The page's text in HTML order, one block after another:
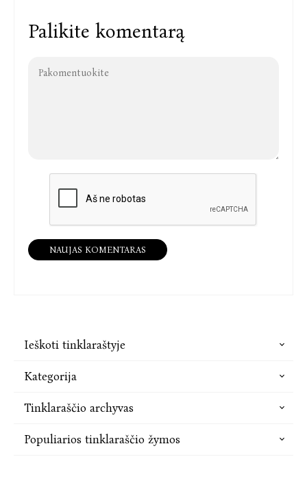
Palikite komentarą
NAUJAS KOMENTARAS
Ieškoti tinklaraštyje
Kategorija
Tinklaraščio archyvas
Populiarios tinklaraščio žymos